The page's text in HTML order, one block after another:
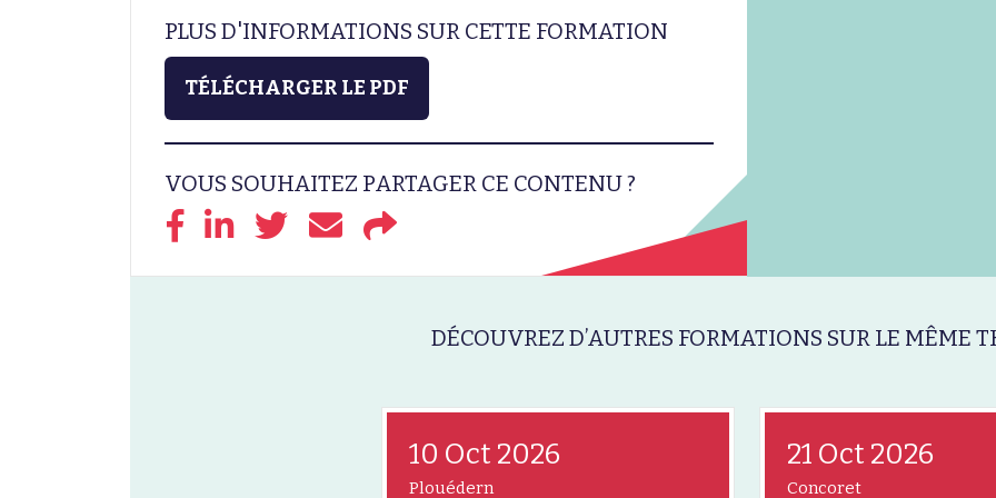
PLUS D'INFORMATIONS SUR CETTE FORMATION
TÉLÉCHARGER LE PDF
VOUS SOUHAITEZ PARTAGER CE CONTENU ?
DÉCOUVREZ D’AUTRES FORMATIONS SUR LE MÊME
10 Oct 2026
Plouédern
21 Oct 2026
Concoret